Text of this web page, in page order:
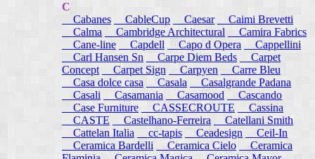
C
Cabanes
CableCup Caesar
Caimi Brevetti
Calma
Cambridge Architectural
Camira Fabrics
Cane-line
Capdell Capo d Opera
Cappellini
Carl Hansen Sn
Carpe Diem Beds
Carpet
Concept
Carpet Sign Carpyen
Carre Bleu
Casa dolce casa
Casala
Casalgrande Padana
Casali
Casamania Casamood
Cascando
Case Furniture
CASSECROUTE
Cassina
CASTE
Castelhano-Ferreira
Catellani Smith
Cattelan Italia
cc-tapis Ceadesign
Ceil-In
Ceramica Bardelli
Ceramica Cielo
Ceramica